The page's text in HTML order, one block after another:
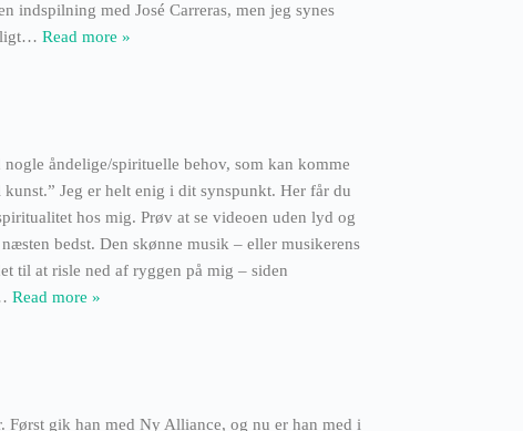
indspilning med José Carreras, men jeg synes
… Read more »
åndelige/spirituelle behov, som kan komme
Jeg er helt enig i dit synspunkt. Her får du
hos mig. Prøv at se videoen uden lyd og
bedst. Den skønne musik – eller musikerens
til at risle ned af ryggen på mig – siden
Read more »
Først gik han med Ny Alliance, og nu er han med i